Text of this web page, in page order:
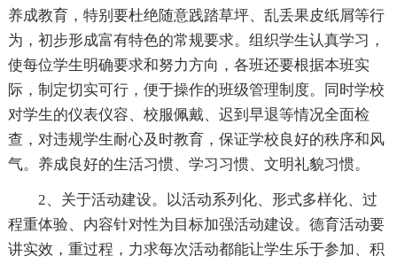
养成教育，特别要杜绝随意践踏草坪、乱丢果皮纸屑等行
为，初步形成富有特色的常规要求。组织学生认真学习，
使每位学生明确要求和努力方向，各班还要根据本班实
际，制定切实可行，便于操作的班级管理制度。同时学校
对学生的仪表仪容、校服佩戴、迟到早退等情况全面检
查，对违规学生耐心及时教育，保证学校良好的秩序和风
气。养成良好的生活习惯、学习习惯、文明礼貌习惯。
2、关于活动建设。以活动系列化、形式多样化、过
程重体验、内容针对性为目标加强活动建设。德育活动要
讲实效，重过程，力求每次活动都能让学生乐于参加、积